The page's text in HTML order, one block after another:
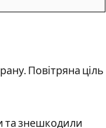
Повітряна ціль
та знешкодили